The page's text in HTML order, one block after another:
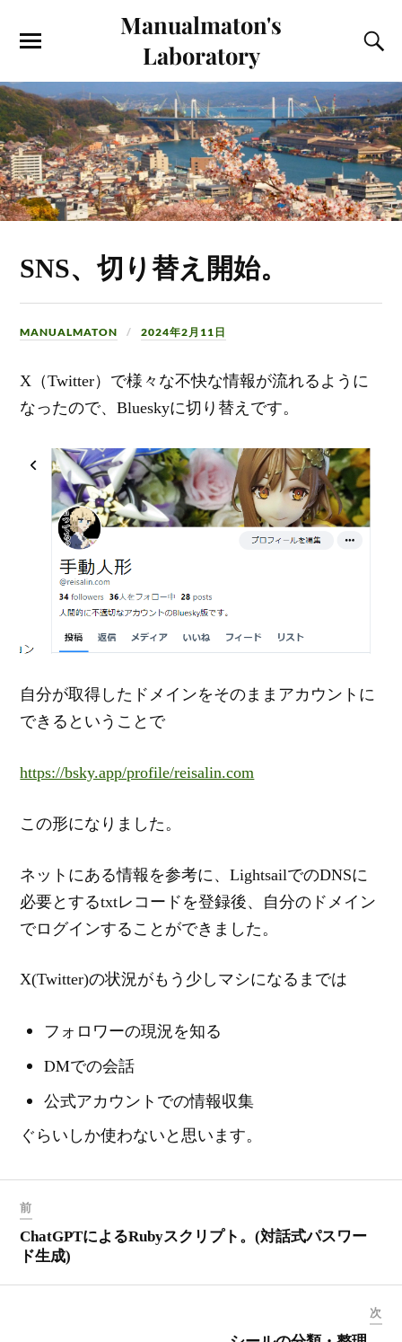
Manualmaton's
Laboratory
SNS、切り替え開始。
MANUALMATON 2024年2月11日
X（Twitter）で様々な不快な情報が流れるように
なったので、Blueskyに切り替えです。
自分が取得したドメインをそのままアカウントに
できるということで
https://bsky.app/profile/reisalin.com
この形になりました。
ネットにある情報を参考に、LightsailでのDNSに
必要とするtxtレコードを登録後、自分のドメイン
でログインすることができました。
X(Twitter)の状況がもう少しマシになるまでは
フォロワーの現況を知る
DMでの会話
公式アカウントでの情報収集
ぐらいしか使わないと思います。
前
ChatGPTによるRubyスクリプト。(対話式パスワー
ド生成)
次